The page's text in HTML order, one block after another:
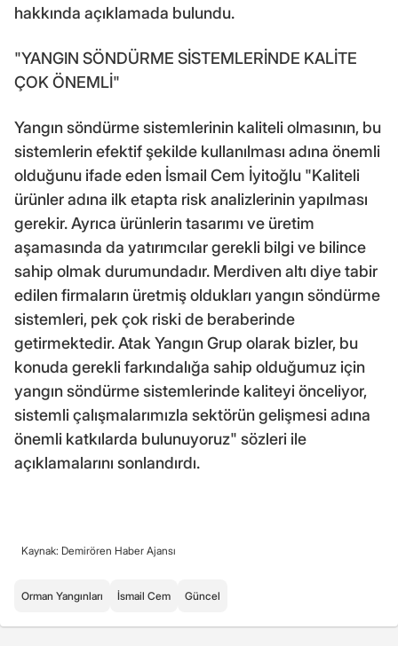
hakkında açıklamada bulundu.
"YANGIN SÖNDÜRME SİSTEMLERİNDE KALİTE
ÇOK ÖNEMLİ"
Yangın söndürme sistemlerinin kaliteli olmasının, bu
sistemlerin efektif şekilde kullanılması adına önemli
olduğunu ifade eden İsmail Cem İyitoğlu "Kaliteli
ürünler adına ilk etapta risk analizlerinin yapılması
gerekir. Ayrıca ürünlerin tasarımı ve üretim
aşamasında da yatırımcılar gerekli bilgi ve bilince
sahip olmak durumundadır. Merdiven altı diye tabir
edilen firmaların üretmiş oldukları yangın söndürme
sistemleri, pek çok riski de beraberinde
getirmektedir. Atak Yangın Grup olarak bizler, bu
konuda gerekli farkındalığa sahip olduğumuz için
yangın söndürme sistemlerinde kaliteyi önceliyor,
sistemli çalışmalarımızla sektörün gelişmesi adına
önemli katkılarda bulunuyoruz" sözleri ile
açıklamalarını sonlandırdı.
Kaynak: Demirören Haber Ajansı
Orman Yangınları İsmail Cem Güncel